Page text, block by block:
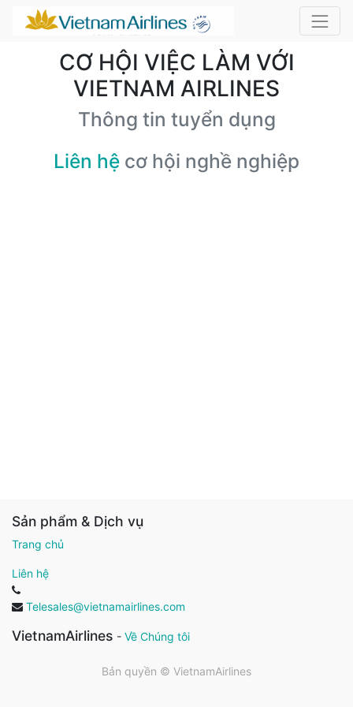
CƠ HỘI VIỆC LÀM VỚI
VIETNAM AIRLINES
Thông tin tuyển dụng
Liên hệ cơ hội nghề nghiệp
Sản phẩm & Dịch vụ
Trang chủ
Liên hệ
Telesales@vietnamairlines.com
VietnamAirlines - Về Chúng tôi
Bản quyền © VietnamAirlines